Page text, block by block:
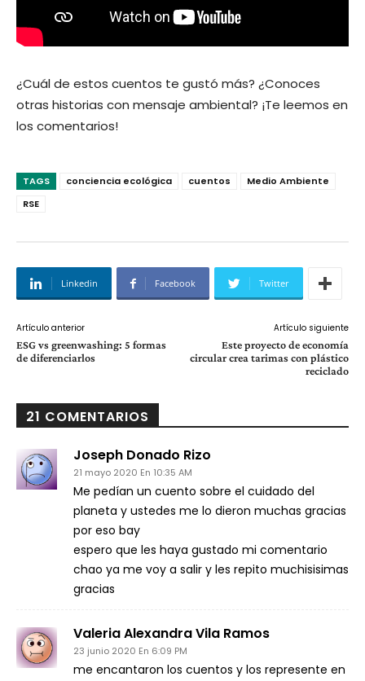
¿Cuál de estos cuentos te gustó más? ¿Conoces
otras historias con mensaje ambiental? ¡Te leemos en
los comentarios!
TAGS conciencia ecológica cuentos
Medio Ambiente
RSE
Linkedin Facebook Twitter
Artículo anterior
ESG vs greenwashing: 5 formas
de diferenciarlos
Artículo siguiente
Este proyecto de economía
circular crea tarimas con plástico
reciclado
21 COMENTARIOS
Joseph Donado Rizo
21 mayo 2020 En 10:35 AM
Me pedían un cuento sobre el cuidado del
planeta y ustedes me lo dieron muchas gracias
por eso bay
espero que les haya gustado mi comentario
chao ya me voy a salir y les repito muchisisimas
gracias
Valeria Alexandra Vila Ramos
23 junio 2020 En 6:09 PM
me encantaron los cuentos y los represente en